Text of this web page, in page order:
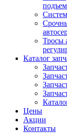
Тросы
Каталог
Цены
Акции
Контакты